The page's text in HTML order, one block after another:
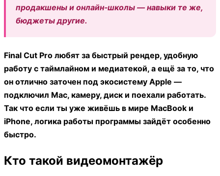
продакшены и онлайн‑школы — навыки те же,
бюджеты другие.
Final Cut Pro любят за быстрый рендер, удобную
работу с таймлайном и медиатекой, а ещё за то, что
он отлично заточен под экосистему Apple —
подключил Mac, камеру, диск и поехали работать.
Так что если ты уже живёшь в мире MacBook и
iPhone, логика работы программы зайдёт особенно
быстро.
Кто такой видеомонтажёр